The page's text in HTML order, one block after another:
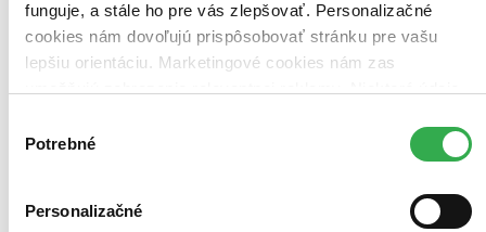
funguje, a stále ho pre vás zlepšovať. Personalizačné
cookies nám dovoľujú prispôsobovať stránku pre vašu
lepšiu orientáciu. Marketingové cookies nám zas
keby sme mohli používať všetky tieto cookies. Ďakujeme!
súhlasu
Potrebné
Personalizačné